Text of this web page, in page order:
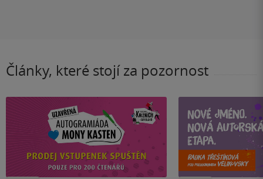
Články, které stojí za pozornost